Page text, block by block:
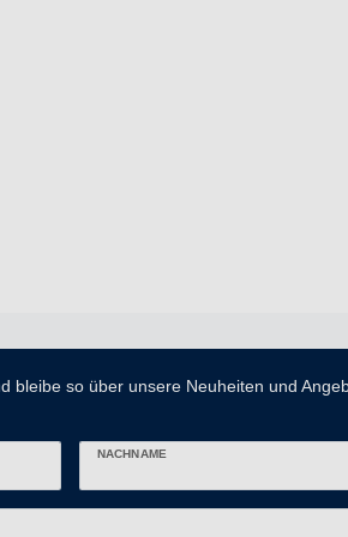
bleibe so über unsere Neuheiten und
NACHNAME